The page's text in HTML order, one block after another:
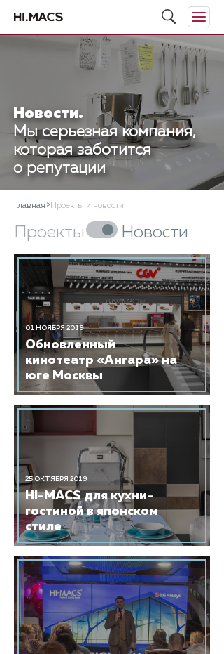
Новости.
Мы серьезная компания,
которая заботится
о репутации
Главная Проекты и новости
Проекты Новости
01 НОЯБРЯ 2019
Обновленный
кинотеатр «Ангара» на
юге Москвы
25 ОКТЯБРЯ 2019
HI-MACS для кухни-
гостиной в японском
стиле